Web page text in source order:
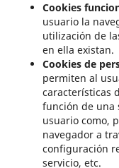
Cookies
usuario la
utilización de
en ella existan.
Cookies de
permiten al
características
función de una
usuario como,
navegador a
configuración
servicio, etc.